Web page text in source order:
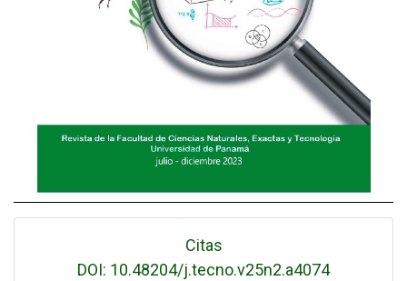
Citas
DOI: 10.48204/j.tecno.v25n2.a4074